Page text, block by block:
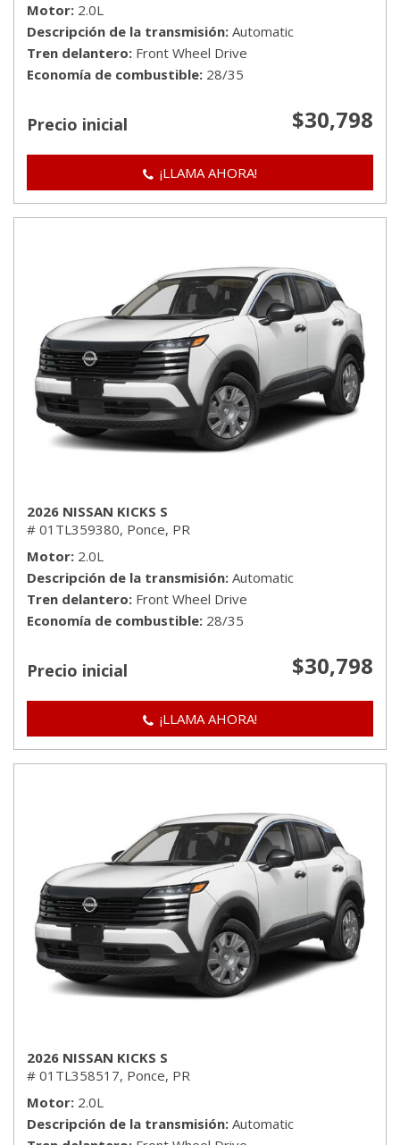
Motor 2.0L
Descripción de la transmisión Automatic
Tren delantero Front Wheel Drive
Economía de combustible 28/35
Precio inicial $30,798
¡LLAMA AHORA!
2026 NISSAN KICKS S
# 01TL359380, Ponce, PR
Motor 2.0L
Descripción de la transmisión Automatic
Tren delantero Front Wheel Drive
Economía de combustible 28/35
Precio inicial $30,798
¡LLAMA AHORA!
2026 NISSAN KICKS S
# 01TL358517, Ponce, PR
Motor 2.0L
Descripción de la transmisión Automatic